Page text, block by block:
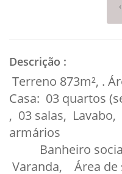
‹
Descrição :
Terreno 873m², .
Casa: 03 quartos
, 03 salas, Lavabo,
armários
Banheiro social
Varanda, Área de